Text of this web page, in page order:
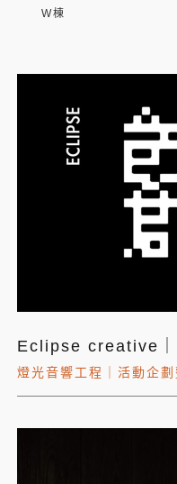
W棟
Eclipse creative｜
燈光音響工程 活動企